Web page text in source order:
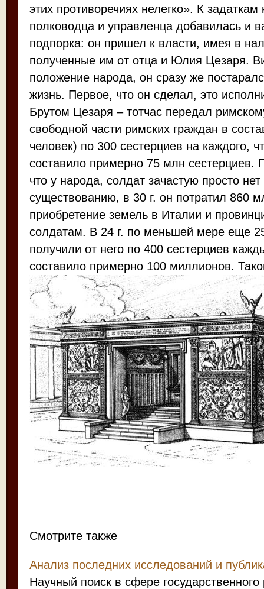
этих противоречиях нелегко». К задаткам
полководца и управленца добавилась и
подпорка: он пришел к власти, имея в
полученные им от отца и Юлия Цезаря.
положение народа, он сразу же
жизнь. Первое, что он сделал, это
Брутом Цезаря – тотчас передал
свободной части римских граждан в
человек) по 300 сестерциев на каждого,
составило примерно 75 млн сестерциев.
что у народа, солдат зачастую просто нет
существованию, в 30 г. он потратил 860
приобретение земель в Италии и
солдатам. В 24 г. по меньшей мере еще
получили от него по 400 сестерциев
составило примерно 100 миллионов.
Смотрите также
Анализ последних исследований и
Научный поиск в сфере государственного